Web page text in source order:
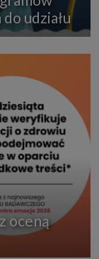
udziału
oceną